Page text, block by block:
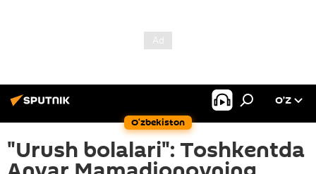
O‘zbekiston
O’Z
"Urush bolalari": Toshkentda